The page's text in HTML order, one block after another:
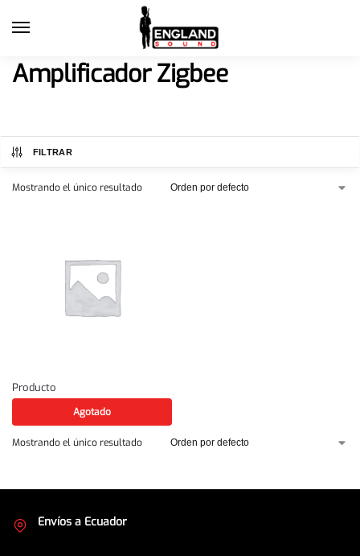
Amplificador Zigbee
FILTRAR
Mostrando el único resultado
Producto
Agotado
Mostrando el único resultado
Envíos a Ecuador